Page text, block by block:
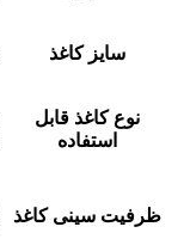
سایز کاغذ
نوع کاغذ قابل
استفاده
ظرفیت سینی کاغذ